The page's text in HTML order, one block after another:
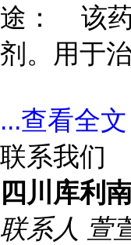
途： 该药
剂。用于
...查看全
联系我们
四川库利
联系人 萱